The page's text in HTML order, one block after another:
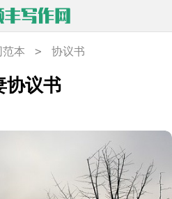
范本 > 协议书
协议书